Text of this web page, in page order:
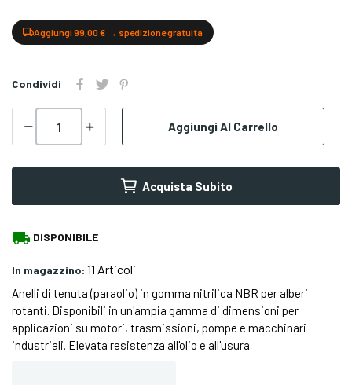
Aggiungi 99,00 € → spedizione gratuita
Condividi
Aggiungi Al Carrello
Acquista Subito
local_shipping DISPONIBILE
In magazzino: 11 Articoli
Anelli di tenuta (paraolio) in gomma nitrilica NBR per alberi
rotanti. Disponibili in un'ampia gamma di dimensioni per
applicazioni su motori, trasmissioni, pompe e macchinari
industriali. Elevata resistenza all'olio e all'usura.